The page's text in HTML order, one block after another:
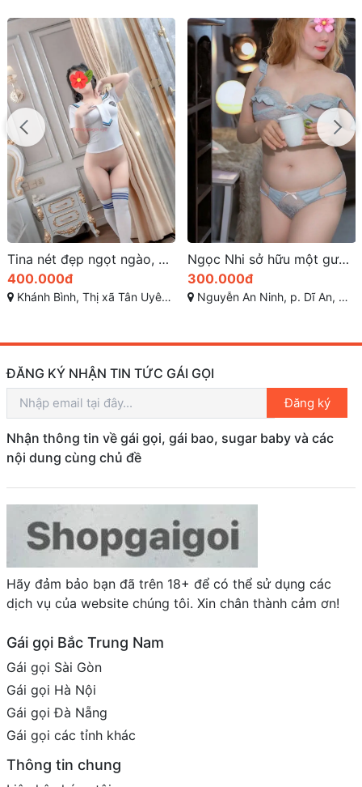
Tina nét đẹp ngọt ngào, dễ gần
400.000đ
Khánh Bình, Thị xã Tân Uyên, Bình Dương
Ngọc Nhi sở hữu một gương mặt trẻ trung ngọt ngào
300.000đ
Nguyễn An Ninh, p. Dĩ An, Dĩ An, Bình Dương
ĐĂNG KÝ NHẬN TIN TỨC GÁI GỌI
Đăng ký
Nhận thông tin về gái gọi, gái bao, sugar baby và các
nội dung cùng chủ đề
Hãy đảm bảo bạn đã trên 18+ để có thể sử dụng các
dịch vụ của website chúng tôi. Xin chân thành cảm ơn!
Gái gọi Bắc Trung Nam
Gái gọi Sài Gòn
Gái gọi Hà Nội
Gái gọi Đà Nẵng
Gái gọi các tỉnh khác
Thông tin chung